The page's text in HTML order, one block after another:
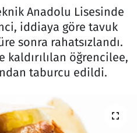
Anadolu Lisesinde
iddiaya göre tavuk
sonra rahatsızlandı.
kaldırılılan öğrencilee,
taburcu edildi.